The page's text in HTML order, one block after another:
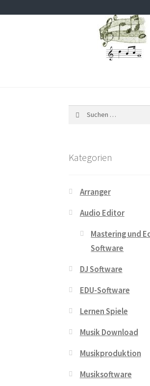
Zur
Navigation
springen
Zum
Inhalt
springen
Kategorien
Arranger
Audio Editor
Mastering und
Software
DJ Software
EDU-Software
Lernen Spiele
Musik Download
Musikproduktion
Musiksoftware